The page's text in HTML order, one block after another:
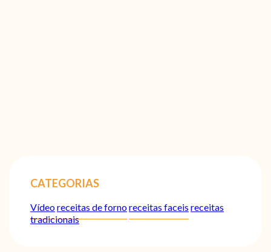
CATEGORIAS
Vídeoreceitas de fornoreceitas faceis receitas
tradicionais